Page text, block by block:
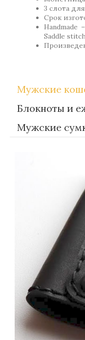
3 слота
Срок
Handmade
Saddle
Мужские
Блокноты и
Мужские